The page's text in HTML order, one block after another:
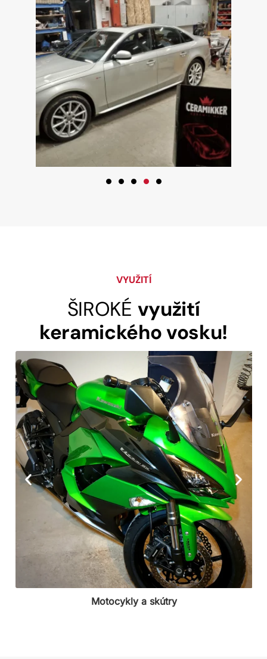
VYUŽITÍ
ŠIROKÉ využití
keramického vosku!
Motocykly a skútry